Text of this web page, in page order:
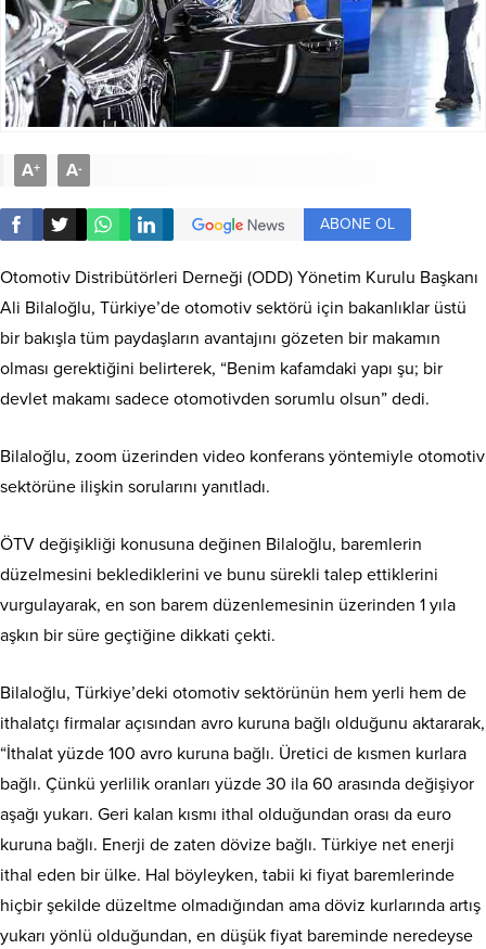
A+ A-
ABONE OL
Otomotiv Distribütörleri Derneği (ODD) Yönetim Kurulu Başkanı
Ali Bilaloğlu, Türkiye’de otomotiv sektörü için bakanlıklar üstü
bir bakışla tüm paydaşların avantajını gözeten bir makamın
olması gerektiğini belirterek, “Benim kafamdaki yapı şu; bir
devlet makamı sadece otomotivden sorumlu olsun” dedi.
Bilaloğlu, zoom üzerinden video konferans yöntemiyle otomotiv
sektörüne ilişkin sorularını yanıtladı.
ÖTV değişikliği konusuna değinen Bilaloğlu, baremlerin
düzelmesini beklediklerini ve bunu sürekli talep ettiklerini
vurgulayarak, en son barem düzenlemesinin üzerinden 1 yıla
aşkın bir süre geçtiğine dikkati çekti.
Bilaloğlu, Türkiye’deki otomotiv sektörünün hem yerli hem de
ithalatçı firmalar açısından avro kuruna bağlı olduğunu aktararak,
“İthalat yüzde 100 avro kuruna bağlı. Üretici de kısmen kurlara
bağlı. Çünkü yerlilik oranları yüzde 30 ila 60 arasında değişiyor
aşağı yukarı. Geri kalan kısmı ithal olduğundan orası da euro
kuruna bağlı. Enerji de zaten dövize bağlı. Türkiye net enerji
ithal eden bir ülke. Hal böyleyken, tabii ki fiyat baremlerinde
hiçbir şekilde düzeltme olmadığından ama döviz kurlarında artış
yukarı yönlü olduğundan, en düşük fiyat bareminde neredeyse